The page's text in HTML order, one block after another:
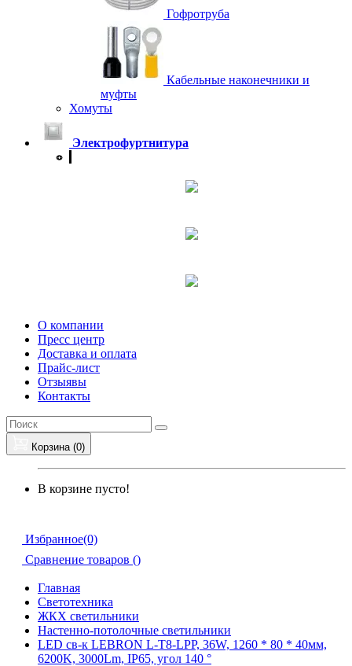
Гофротруба
Кабельные наконечники и
муфты
Хомуты
Электрофуртнитура
О компании
Пресс центр
Доставка и оплата
Прайс-лист
Отзыявы
Контакты
Корзина (0)
В корзине пусто!
Избранное(0)
Сравнение товаров ()
Главная
Светотехника
ЖКХ светильники
Настенно-потолочные светильники
LED св-к LEBRON L-Т8-LPP, 36W, 1260 * 80 * 40мм,
6200K, 3000Lm, IP65, угол 140 °